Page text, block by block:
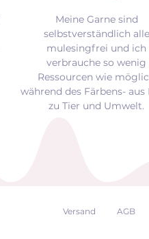
Meine Garne sind
selbstverständlich alle
mulesingfrei und ich
verbrauche so wenig
Ressourcen wie
während des Färbens- aus
zu Tier und Umwelt.
Versand AGB